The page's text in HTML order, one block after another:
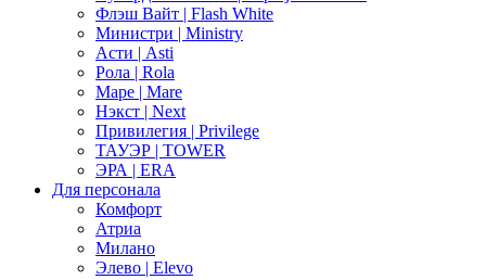
Флэш Вайт | Flash White
Министри | Ministry
Асти | Asti
Рола | Rola
Маре | Mare
Нэкст | Next
Привилегия | Privilege
ТАУЭР | TOWER
ЭРА | ERA
Для персонала
Комфорт
Атриа
Милано
Элево | Elevo